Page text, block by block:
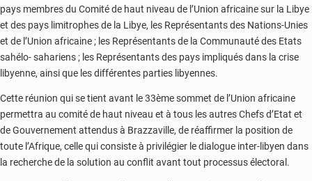
pays membres du Comité de haut niveau de l’Union africaine sur la Libye
et des pays limitrophes de la Libye, les Représentants des Nations-Unies
et de l’Union africaine ; les Représentants de la Communauté des Etats
sahélo- sahariens ; les Représentants des pays impliqués dans la crise
libyenne, ainsi que les différentes parties libyennes.
Cette réunion qui se tient avant le 33ème sommet de l’Union africaine
permettra au comité de haut niveau et à tous les autres Chefs d’Etat et
de Gouvernement attendus à Brazzaville, de réaffirmer la position de
toute l’Afrique, celle qui consiste à privilégier le dialogue inter-libyen dans
la recherche de la solution au conflit avant tout processus électoral.